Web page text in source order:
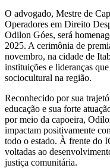
O advogado, Mestre de
Operadores em Direito
Odilon Góes, será
2025. A cerimônia de
novembro, na cidade de
instituições e lideranças
sociocultural na região.
Reconhecido por sua
educação e sua forte
por meio da capoeira,
impactam positivamente
todo o estado. À frente do
voltadas ao
justiça comunitária.